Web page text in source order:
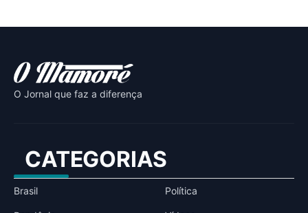
O Jornal que faz a diferença
CATEGORIAS
Brasil Política